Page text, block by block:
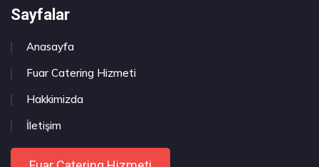
Sayfalar
Anasayfa
Fuar Catering Hizmeti
Hakkimizda
İletişim